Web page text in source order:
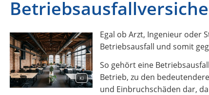
KI
Egal ob Arzt, Ingenieur oder
Betriebsausfall und somit
So gehört eine
Betrieb, zu den
und Einbruchschäden dar,